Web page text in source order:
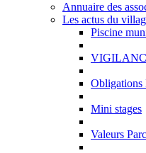
Annuaire des
Les actus du
Piscine
Obligations
Mini stages
Valeurs